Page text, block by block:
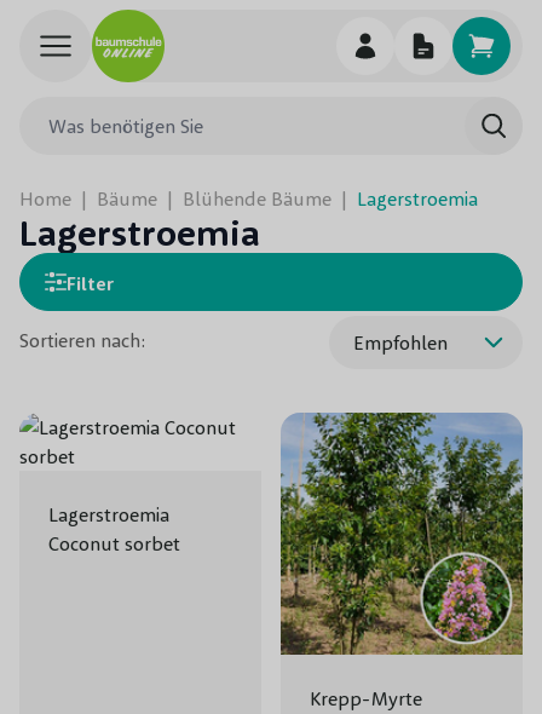
Skip to Content
Home | Bäume | Blühende Bäume | Lagerstroemia
Lagerstroemia
Filter
Sortieren nach:
Lagerstroemia
Coconut sorbet
Krepp-Myrte